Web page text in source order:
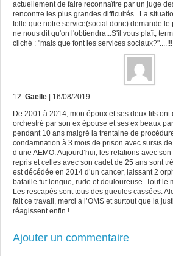
actuellement de faire reconnaître par un juge
rencontre les plus grandes difficultés...La
folle que notre service(social donc) demande le
ne nous dit qu'on l'obtiendra...S'il vous plaît,
cliché : "mais que font les services sociaux?"....!!!
12. Gaëlle | 16/08/2019
De 2001 à 2014, mon époux et ses deux fils ont
orchestré par son ex épouse et ses ex beaux
pendant 10 ans malgré la trentaine de
condamnation à 3 mois de prison avec sursis
d’une AEMO. Aujourd’hui, les relations avec
repris et celles avec son cadet de 25 ans sont
est décédée en 2014 d’un cancer, laissant 2
bataille fut longue, rude et douloureuse. Tout le
Les rescapés sont tous des gueules cassées.
fait ce travail, merci à l’OMS et surtout que la
réagissent enfin !
Ajouter un commentaire